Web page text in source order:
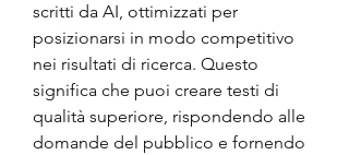
scritti da AI, ottimizzati per
posizionarsi in modo competitivo
nei risultati di ricerca. Questo
significa che puoi creare testi di
qualità superiore, rispondendo alle
domande del pubblico e fornendo